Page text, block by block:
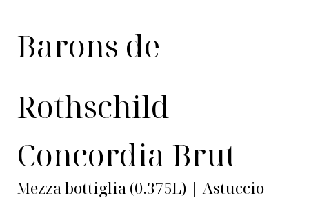
Barons de
Rothschild
Concordia Brut
Mezza bottiglia (0.375L) | Astuccio